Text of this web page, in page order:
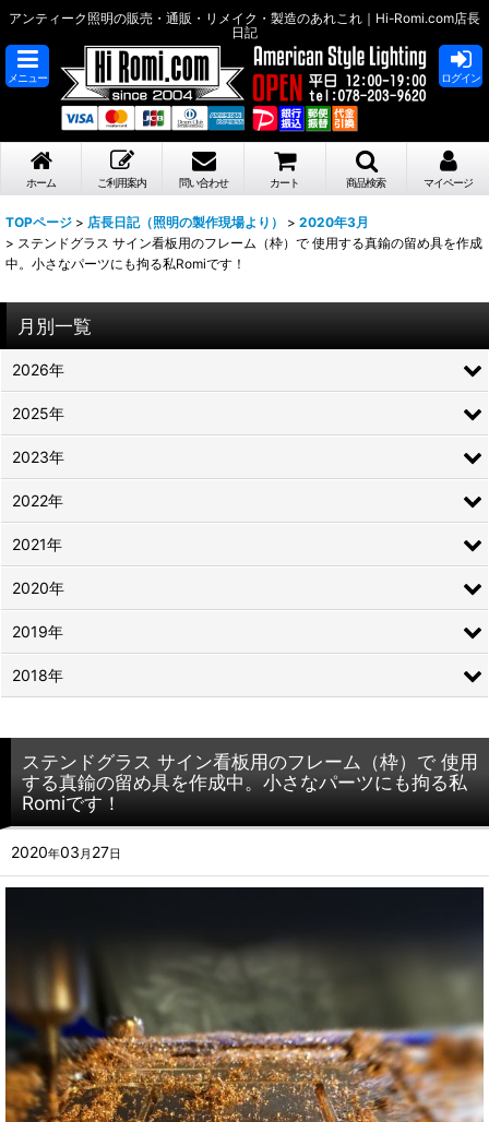
アンティーク照明の販売・通販・リメイク・製造のあれこれ｜Hi-Romi.com店長
日記
メニュー ログイン
ホーム ご利用案内 問い合わせ カート 商品検索 マイページ
TOPページ > 店長日記（照明の製作現場より） > 2020年3月
> ステンドグラス サイン看板用のフレーム（枠）で 使用する真鍮の留め具を作成
中。小さなパーツにも拘る私Romiです！
ステンドグラス サイン看板用のフレーム（枠）で 使用
する真鍮の留め具を作成中。小さなパーツにも拘る私
Romiです！
2020年03 月 27日
月別一覧
2026年
2025年
2023年
2022年
2021年
2020年
2019年
2018年